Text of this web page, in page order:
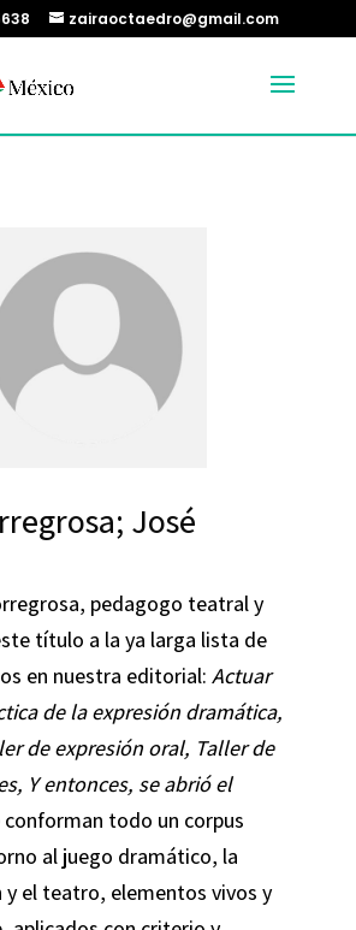
zairaoctaedro@gmail.com
José
pedagogo teatral y
título a la ya larga lista de
en nuestra editorial: Actuar
de la expresión dramática,
de expresión oral, Taller de
Y entonces, se abrió el
conforman todo un corpus
al juego dramático, la
el teatro, elementos vivos y